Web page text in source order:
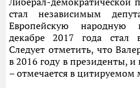
стал независимым
Европейскую народную
декабре 2017 года стал
Следует отметить, что
в 2016 году в президенты, и
– отмечается в цитируемом